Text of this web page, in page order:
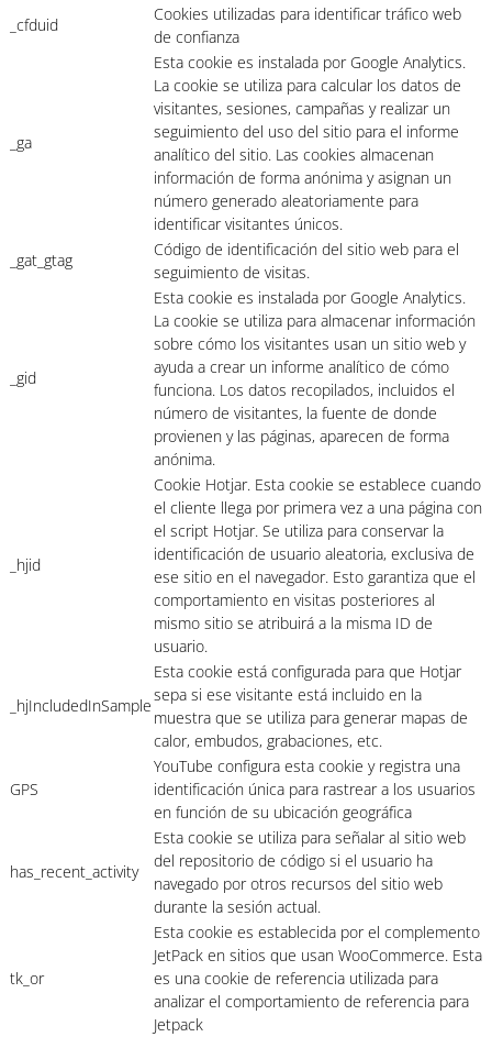
_cfduid
Cookies utilizadas para identificar tráfico web
de confianza
_ga
Esta cookie es instalada por Google Analytics.
La cookie se utiliza para calcular los datos de
visitantes, sesiones, campañas y realizar un
seguimiento del uso del sitio para el informe
analítico del sitio. Las cookies almacenan
información de forma anónima y asignan un
número generado aleatoriamente para
identificar visitantes únicos.
_gat_gtag
Código de identificación del sitio web para el
seguimiento de visitas.
_gid
Esta cookie es instalada por Google Analytics.
La cookie se utiliza para almacenar información
sobre cómo los visitantes usan un sitio web y
ayuda a crear un informe analítico de cómo
funciona. Los datos recopilados, incluidos el
número de visitantes, la fuente de donde
provienen y las páginas, aparecen de forma
anónima.
_hjid
Cookie Hotjar. Esta cookie se establece cuando
el cliente llega por primera vez a una página con
el script Hotjar. Se utiliza para conservar la
identificación de usuario aleatoria, exclusiva de
ese sitio en el navegador. Esto garantiza que el
comportamiento en visitas posteriores al
mismo sitio se atribuirá a la misma ID de
usuario.
_hjIncludedInSample
Esta cookie está configurada para que Hotjar
sepa si ese visitante está incluido en la
muestra que se utiliza para generar mapas de
calor, embudos, grabaciones, etc.
GPS
YouTube configura esta cookie y registra una
identificación única para rastrear a los usuarios
en función de su ubicación geográfica
has_recent_activity
Esta cookie se utiliza para señalar al sitio web
del repositorio de código si el usuario ha
navegado por otros recursos del sitio web
durante la sesión actual.
tk_or
Esta cookie es establecida por el complemento
JetPack en sitios que usan WooCommerce. Esta
es una cookie de referencia utilizada para
analizar el comportamiento de referencia para
Jetpack